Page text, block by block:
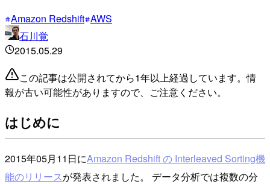
Amazon Redshift AWS
石川覚
2015.05.29
この記事は公開されてから1年以上経過しています。情
報が古い可能性がありますので、ご注意ください。
はじめに
2015年05月11日にAmazon Redshift の Interleaved Sorting機
能のリリースが発表されました。 データ分析では複数の分